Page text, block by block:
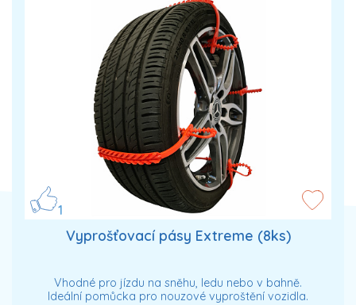
1
Vyprošťovací pásy Extreme (8ks)
Vhodné pro jízdu na sněhu, ledu nebo v bahně.
Ideální pomůcka pro nouzové vyproštění vozidla.